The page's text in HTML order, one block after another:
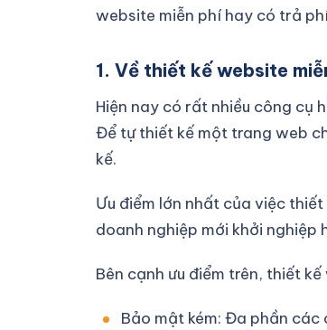
website miễn phí hay có trả
1. Về thiết kế website
Hiện nay có rất nhiều công cụ
Để tự thiết kế một trang web
kế.
Ưu điểm lớn nhất của việc
doanh nghiệp mới khởi
Bên cạnh ưu điểm trên, thiết
Bảo mật kém: Đa phần